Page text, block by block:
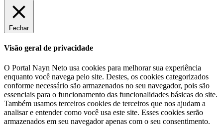
Fechar
Visão geral de privacidade
O Portal Nayn Neto usa cookies para melhorar sua experiência
enquanto você navega pelo site. Destes, os cookies categorizados
conforme necessário são armazenados no seu navegador, pois são
essenciais para o funcionamento das funcionalidades básicas do site.
Também usamos terceiros cookies de terceiros que nos ajudam a
analisar e entender como você usa este site. Esses cookies serão
armazenados em seu navegador apenas com o seu consentimento.